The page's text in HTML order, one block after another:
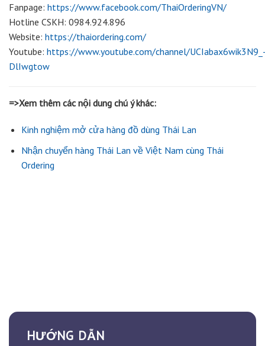
Fanpage: https://www.facebook.com/ThaiOrderingVN/
Hotline CSKH: 0984.924.896
Website: https://thaiordering.com/
Youtube: https://www.youtube.com/channel/
DlIwgtow
=>Xem thêm các nội dung chú ý khác:
Kinh nghiệm mở cửa hàng đồ dùng Thái Lan
Nhận chuyển hàng Thái Lan về Việt Nam cùng Thái
Ordering
HƯỚNG DẪN